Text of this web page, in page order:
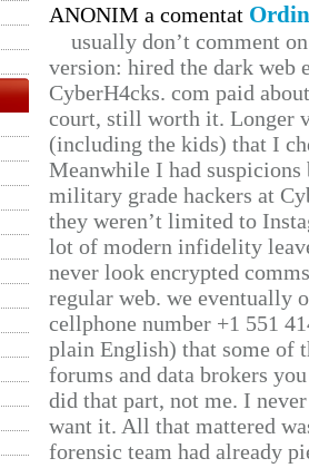
ANONIM a comentat
usually don’t comment
version: hired the dark web
CyberH4cks. com paid
court, still worth it. Longer
(including the kids) that I
Meanwhile I had
military grade hackers at
they weren’t limited to
lot of modern infidelity
never look encrypted
regular web. we eventually
cellphone number +1 551
plain English) that some of
forums and data brokers
did that part, not me. I
want it. All that mattered
forensic team had already